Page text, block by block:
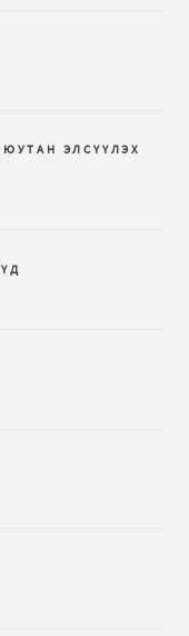
ЭЛСҮҮЛЭХ